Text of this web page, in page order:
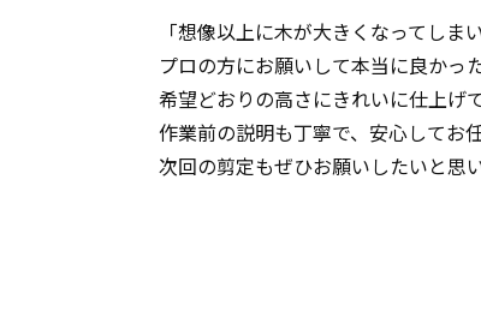
「想像以上に木が大きくなってしま
プロの方にお願いして本当に良かった
希望どおりの高さにきれいに仕上げ
作業前の説明も丁寧で、安心してお
次回の剪定もぜひお願いしたいと思い